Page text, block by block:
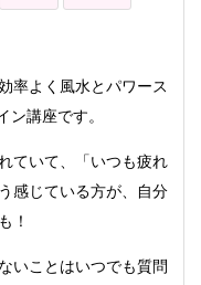
率よく風水とパワース
ン講座です。
ていて、「いつも疲れ
感じている方が、自分
！
いことはいつでも質問